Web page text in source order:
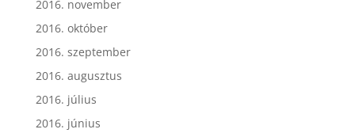
2016. november
2016. október
2016. szeptember
2016. augusztus
2016. július
2016. június